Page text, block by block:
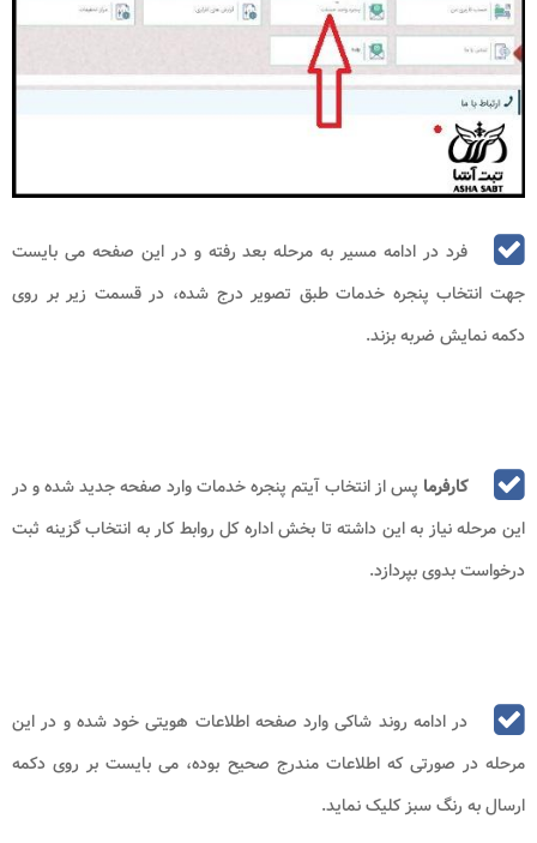
کاربر پس از انجام عملیات ورود، نیاز به این داشته از میان آیتم های
موجود در سامانه جامع روابط کار بر روی گزینه پنجره واحد خدمات ضربه بزند.
فرد در ادامه مسیر به مرحله بعد رفته و در این صفحه می بایست
کارفرماپس از انتخاب آیتم پنجره خدمات وارد صفحه جدید شده و در